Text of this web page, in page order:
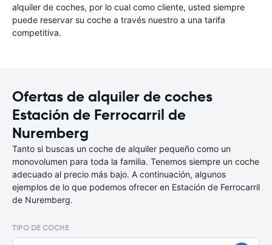
alquiler de coches, por lo cual como cliente, usted siempre
puede reservar su coche a través nuestro a una tarifa
competitiva.
Ofertas de alquiler de coches
Estación de Ferrocarril de
Nuremberg
Tanto si buscas un coche de alquiler pequeño como un
monovolumen para toda la familia. Tenemos siempre un coche
adecuado al precio más bajo. A continuación, algunos
ejemplos de lo que podemos ofrecer en Estación de Ferrocarril
de Nuremberg.
TIPO DE COCHE